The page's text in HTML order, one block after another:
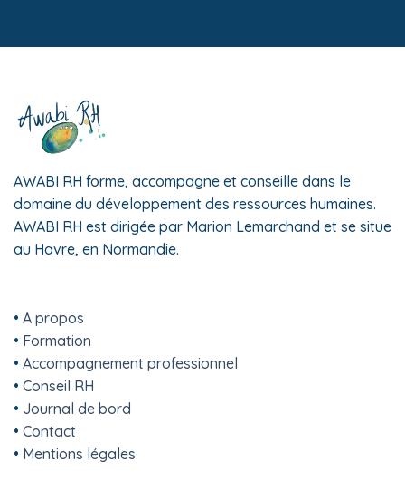
AWABI RH forme, accompagne et conseille dans le
domaine du développement des ressources humaines.
AWABI RH est dirigée par Marion Lemarchand et se situe
au Havre, en Normandie.
• A propos
• Formation
• Accompagnement professionnel
• Conseil RH
• Journal de bord
• Contact
• Mentions légales